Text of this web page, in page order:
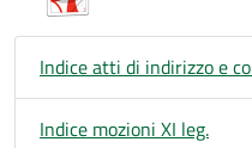
Indice atti di indirizzo e
Indice mozioni XI leg.